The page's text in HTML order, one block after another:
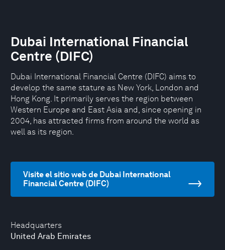
Headquarters
United Arab Emirates
Dubai International Financial
Centre (DIFC)
Dubai International Financial Centre (DIFC) aims to
develop the same stature as New York, London and
Hong Kong. It primarily serves the region between
Western Europe and East Asia and, since opening in
2004, has attracted firms from around the world as
well as its region.
Visite el sitio web de Dubai International
Financial Centre (DIFC)